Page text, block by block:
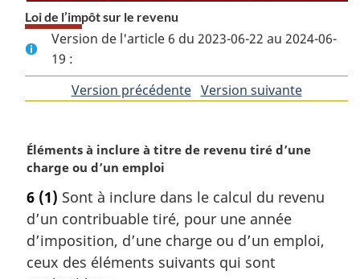
Loi de l’impôt sur le revenu
Version de l'article 6 du 2023-06-22 au 2024-06-
19 :
Version précédentedeVersion suivantede
N
o
e
m
a
r
Éléments à inclure à titre de revenu tiré d’une
charge ou d’un emploi
6 (1) Sont à inclure dans le calcul du revenu
d’un contribuable tiré, pour une année
d’imposition, d’une charge ou d’un emploi,
ceux des éléments suivants qui sont